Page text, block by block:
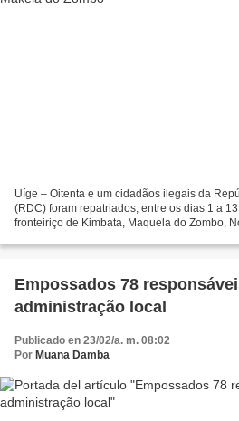
Uíge – Oitenta e um cidadãos ilegais da
(RDC) foram repatriados, entre os dias 1 a
fronteiriço de Kimbata, Maquela do Zombo,
Empossados 78
administração local
Publicado en 23/02/a. m. 08:02
Por Muana Damba